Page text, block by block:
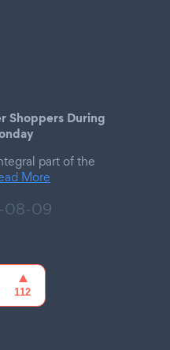
Shoppers During
part of the
More
08-09